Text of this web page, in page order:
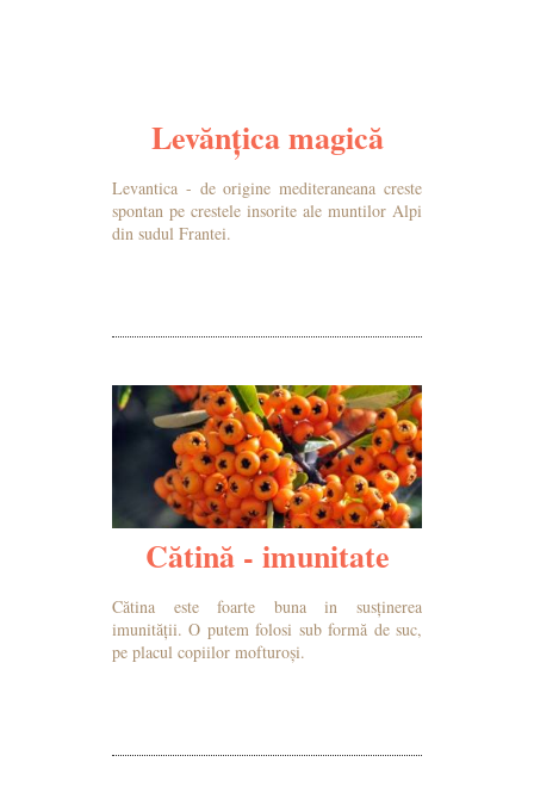
Levănțica magică
Levantica - de origine mediteraneana creste
spontan pe crestele insorite ale muntilor Alpi
din sudul Frantei.
Cătină - imunitate
Cătina este foarte buna in susținerea
imunității. O putem folosi sub formă de suc,
pe placul copiilor mofturoși.